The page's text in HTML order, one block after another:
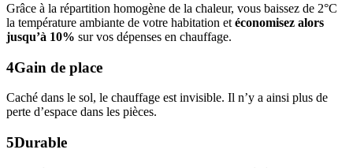
Grâce à la répartition homogène de la chaleur, vous baissez de 2°C
la température ambiante de votre habitation et économisez alors
jusqu’à 10% sur vos dépenses en chauffage.
4Gain de place
Caché dans le sol, le chauffage est invisible. Il n’y a ainsi plus de
perte d’espace dans les pièces.
5Durable